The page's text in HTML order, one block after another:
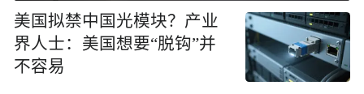
美国拟禁中国光模块？产业
界人士：美国想要“脱钩”并
不容易